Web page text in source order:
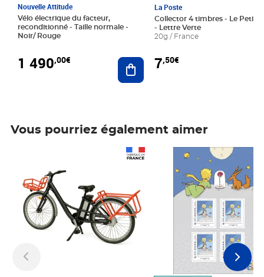
Nouvelle Attitude
Vélo électrique du facteur,
reconditionné - Taille normale -
Noir/ Rouge
1 490,00€ Ajouter au panier
La Poste
Collector 4 timbres - Le Petit
- Lettre Verte
20g / France
7,50€
Vous pourriez également aimer
Prix 7,50€